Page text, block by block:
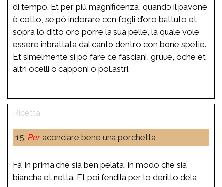
di tempo. Et per più magnificenza, quando il pavone
è cotto, se pò indorare con fogli d’oro battuto et
sopra lo ditto oro porre la sua pelle, la quale vole
essere inbrattata dal canto dentro con bone spetie.
Et simelmente si pò fare de fasciani, gruue, oche et
altri ocelli o capponi o pollastri.
15. Peraconciare bene una porchetta
Fa’ in prima che sia ben pelata, in modo che sia
biancha et netta. Et poi fendila per lo deritto dela